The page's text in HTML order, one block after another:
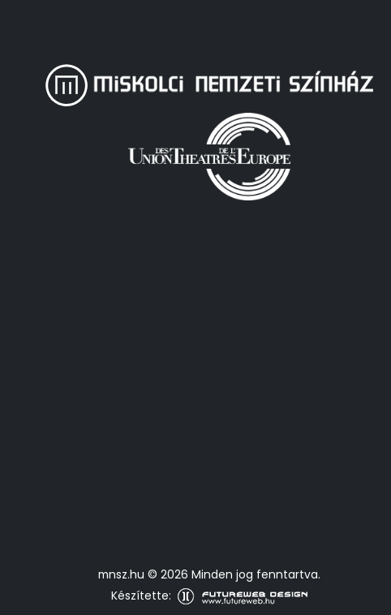
mnsz.hu © 2026 Minden jog fenntartva.
Készítette: